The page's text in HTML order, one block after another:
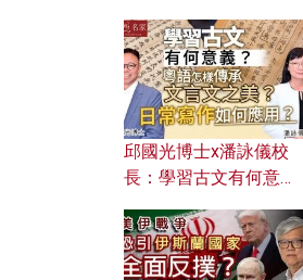
風險攻擊美軍，背後有
何盤算？
邱國光博士x潘詠儀校
長：學習古文有何意
文之美？ 日常寫作如何
應用？